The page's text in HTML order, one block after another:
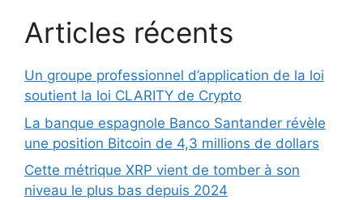
Articles récents
Un groupe professionnel d’application de la loi
soutient la loi CLARITY de Crypto
La banque espagnole Banco Santander révèle
une position Bitcoin de 4,3 millions de dollars
Cette métrique XRP vient de tomber à son
niveau le plus bas depuis 2024